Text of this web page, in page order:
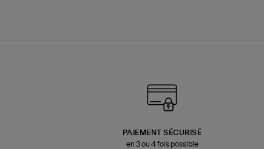
PAIEMENT SÉCURISÉ
en 3 ou 4 fois possible